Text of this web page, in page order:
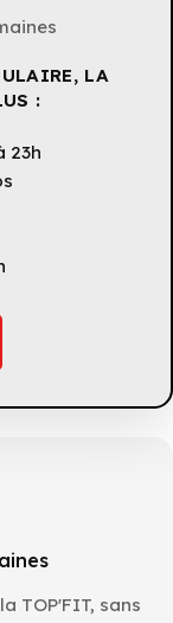
LA
:
23h
TOP'FIT, sans